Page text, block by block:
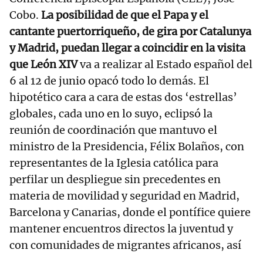
Cobo. La posibilidad de que el Papa y el
cantante puertorriqueño, de gira por Catalunya
y Madrid, puedan llegar a coincidir en la visita
que León XIVva a realizar al Estado español del
6 al 12 de junio opacó todo lo demás. El
hipotético cara a cara de estas dos ‘estrellas’
globales, cada uno en lo suyo, eclipsó la
reunión de coordinación que mantuvo el
ministro de la Presidencia, Félix Bolaños, con
representantes de la Iglesia católica para
perfilar un despliegue sin precedentes en
materia de movilidad y seguridad en Madrid,
Barcelona y Canarias, donde el pontífice quiere
mantener encuentros directos la juventud y
con comunidades de migrantes africanos, así